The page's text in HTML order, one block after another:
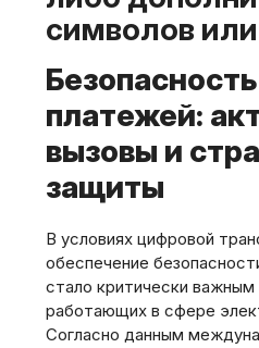
символов
платежей:
вызовы и
защиты
В условиях цифровой
обеспечение
стало критически
работающих в сфере
Согласно данным